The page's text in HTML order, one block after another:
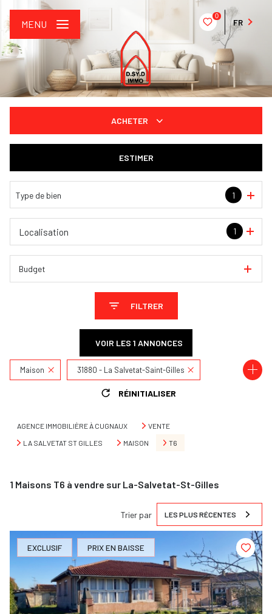
0
FR
MENU
ACHETER
ESTIMER
Type de bien 1
1
Localisation
Budget
FILTRER
VOIR LES 1 ANNONCES
Maison 31880 - La Salvetat-Saint-Gilles
RÉINITIALISER
AGENCE IMMOBILIÈRE À CUGNAUX
VENTE
LA SALVETAT ST GILLES
MAISON T6
1 Maisons T6 à vendre sur La-Salvetat-St-Gilles
Trier par LES PLUS RÉCENTES
EXCLUSIF PRIX EN BAISSE